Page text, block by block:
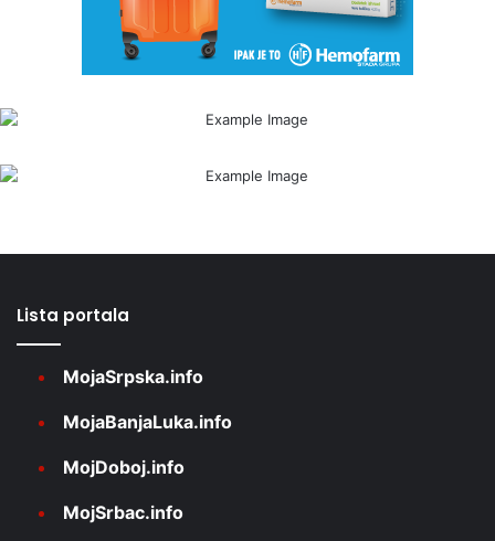
Lista portala
MojaSrpska.info
MojaBanjaLuka.info
MojDoboj.info
MojSrbac.info